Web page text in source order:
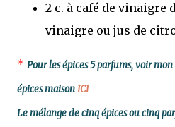
2 c. à café de vinaigre
vinaigre ou jus de
* Pour les épices 5 parfums, voir
épices maisonICI
Le mélange de cinq épices ou cinq